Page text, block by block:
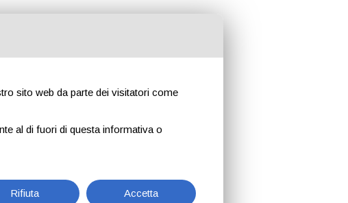
sito web da parte dei visitatori come
al di fuori di questa informativa o
Rifiuta Accetta